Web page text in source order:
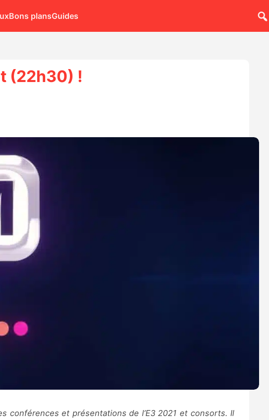
Bons plansGuides
(22h30) !
conférences et présentations de l’E3 2021 et consorts. Il